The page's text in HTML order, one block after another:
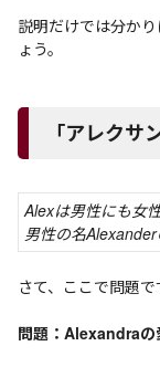
説明だけでは分か
ょう。
「アレクサ
Alexは男性にも女
男性の名Alexander
さて、ここで問題で
問題：Alexandra